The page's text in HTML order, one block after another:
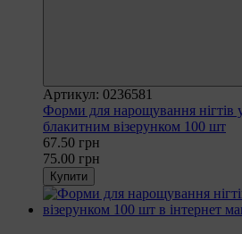
Артикул: 0236581
Форми для нарощування нігтів у
блакитним візерунком 100 шт
67.50 грн
75.00 грн
Купити